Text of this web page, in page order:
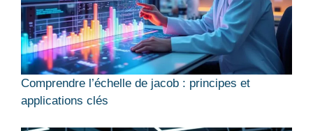
Comprendre l’échelle de jacob : principes et
applications clés